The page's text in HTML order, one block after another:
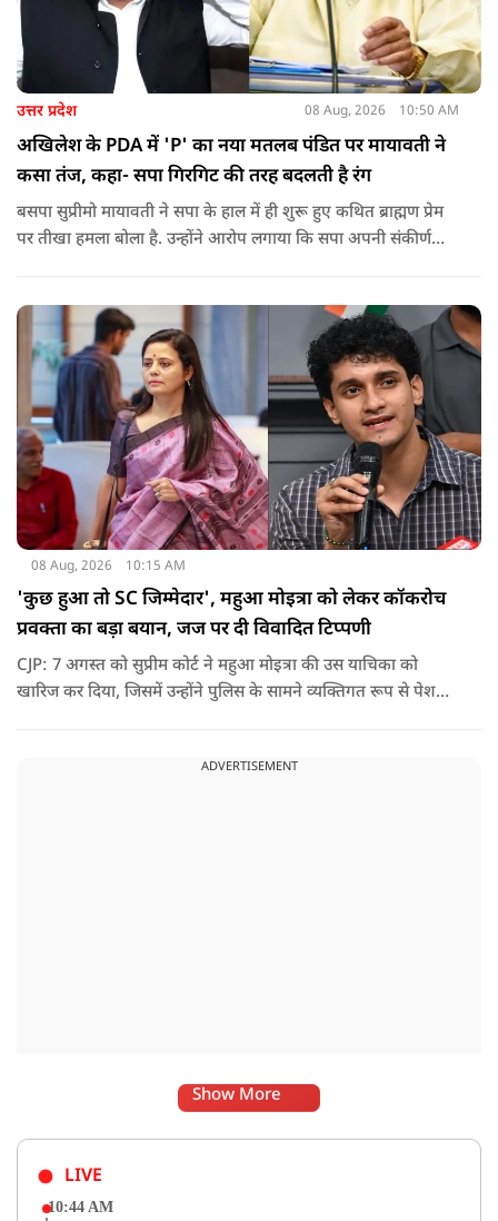
उत्तर प्रदेश 08 Aug, 2026 10:50 AM
अखिलेश के PDA में 'P' का नया मतलब पंडित पर मायावती ने
कसा तंज, कहा- सपा गिरगिट की तरह बदलती है रंग
बसपा सुप्रीमो मायावती ने सपा के हाल में ही शुरू हुए कथित ब्राह्मण प्रेम
पर तीखा हमला बोला है. उन्होंने आरोप लगाया कि सपा अपनी संकीर्ण
08 Aug, 2026 10:15 AM
'कुछ हुआ तो SC जिम्मेदार', महुआ मोइत्रा को लेकर कॉकरोच
प्रवक्ता का बड़ा बयान, जज पर दी विवादित टिप्पणी
CJP: 7 अगस्त को सुप्रीम कोर्ट ने महुआ मोइत्रा की उस याचिका को
खारिज कर दिया, जिसमें उन्होंने पुलिस के सामने व्यक्तिगत रूप से पेश
ADVERTISEMENT
Show More
LIVE
10:44 AM